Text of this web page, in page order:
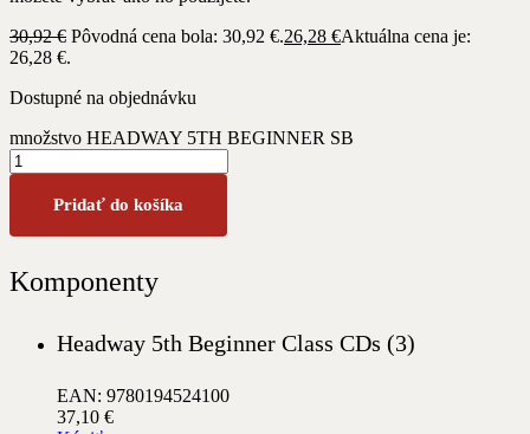
30,92€ Pôvodná cena bola: 30,92 €.26,28 €Aktuálna cena je:
26,28 €.
Dostupné na objednávku
množstvo HEADWAY 5TH BEGINNER SB
Pridať do košíka
Komponenty
Headway 5th Beginner Class CDs (3)
EAN: 9780194524100
37,10 €